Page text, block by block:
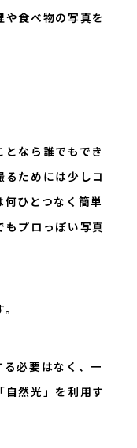
食べ物の写真を
なら誰でもでき
ためには少しコ
ひとつなく簡単
プロっぽい写真
必要はなく、一
然光」を利用す